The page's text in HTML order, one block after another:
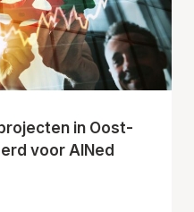
in Oost-
voor AINed